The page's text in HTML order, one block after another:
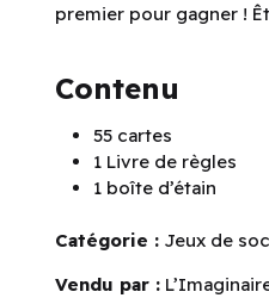
premier pour gagner !
Contenu
55 cartes
1 Livre de règles
1 boîte d’étain
Catégorie :Jeux de
Vendu par :